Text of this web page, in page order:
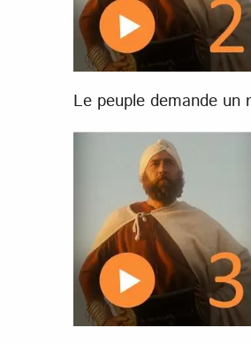
Le peuple demande un